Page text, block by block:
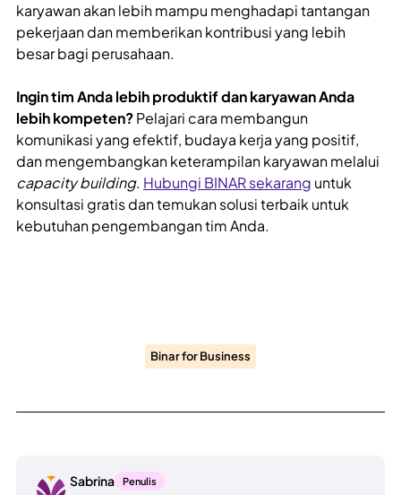
karyawan akan lebih mampu menghadapi tantangan
pekerjaan dan memberikan kontribusi yang lebih
besar bagi perusahaan.
Ingin tim Anda lebih produktif dan karyawan Anda
lebih kompeten?Pelajari cara membangun
komunikasi yang efektif, budaya kerja yang positif,
dan mengembangkan keterampilan karyawan melalui
capacity building. Hubungi BINAR sekarang untuk
konsultasi gratis dan temukan solusi terbaik untuk
kebutuhan pengembangan tim Anda.
Binar for Business
Sabrina Penulis